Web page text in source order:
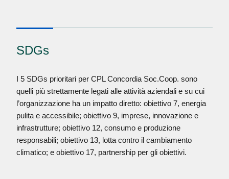
SDGs
I 5 SDGs prioritari per CPL Concordia Soc.Coop. sono
quelli più strettamente legati alle attività aziendali e su cui
l’organizzazione ha un impatto diretto: obiettivo 7, energia
pulita e accessibile; obiettivo 9, imprese, innovazione e
infrastrutture; obiettivo 12, consumo e produzione
responsabili; obiettivo 13, lotta contro il cambiamento
climatico; e obiettivo 17, partnership per gli obiettivi.